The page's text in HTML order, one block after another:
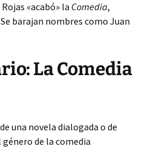
«acabó» la Comedia,
barajan nombres como Juan
La Comedia
una novela dialogada o de
de la comedia